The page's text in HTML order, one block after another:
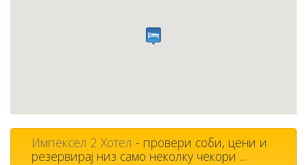
Импексел 2 Хотел - провери соби, цени и
резервирај низ само неколку чекори ...